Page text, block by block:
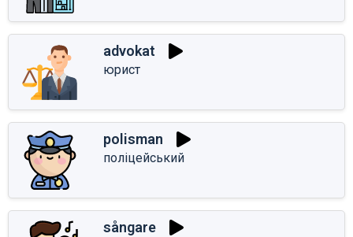
advokat
юрист
polisman
поліцейський
sångare